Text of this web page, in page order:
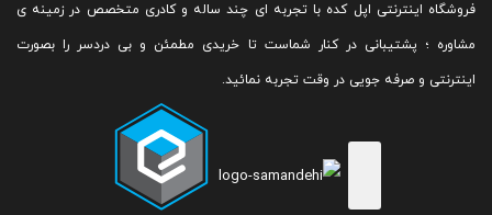
۱۸۸ گرم (۱۸۸ grams)
فروشگاه اینترنتی اپل کده با تجربه ای چند ساله و کادری متخصص در زمینه ی
مشاوره ؛ پشتیبانی در کنار شماست تا خریدی مطمئن و بی دردسر را بصورت
اینترنتی و صرفه جویی در وقت تجربه نمائید.